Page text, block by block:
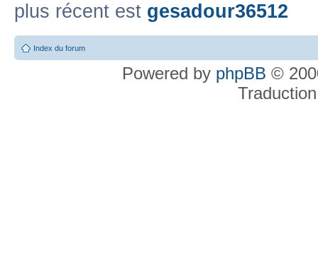
plus récent est gesadour36512
Index du forum
Powered by phpBB ©